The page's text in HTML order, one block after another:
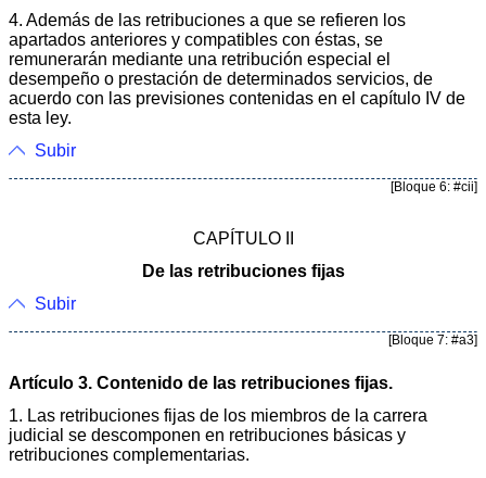
4. Además de las retribuciones a que se refieren los
apartados anteriores y compatibles con éstas, se
remunerarán mediante una retribución especial el
desempeño o prestación de determinados servicios, de
acuerdo con las previsiones contenidas en el capítulo IV de
esta ley.
Subir
[Bloque 6: #cii]
CAPÍTULO II
De las retribuciones fijas
Subir
[Bloque 7: #a3]
Artículo 3. Contenido de las retribuciones fijas.
1. Las retribuciones fijas de los miembros de la carrera
judicial se descomponen en retribuciones básicas y
retribuciones complementarias.